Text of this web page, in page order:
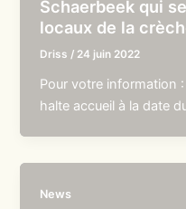
Schaerbeek qui
locaux de la
Driss / 24 juin 2022
Pour votre information
halte accueil à la date
News